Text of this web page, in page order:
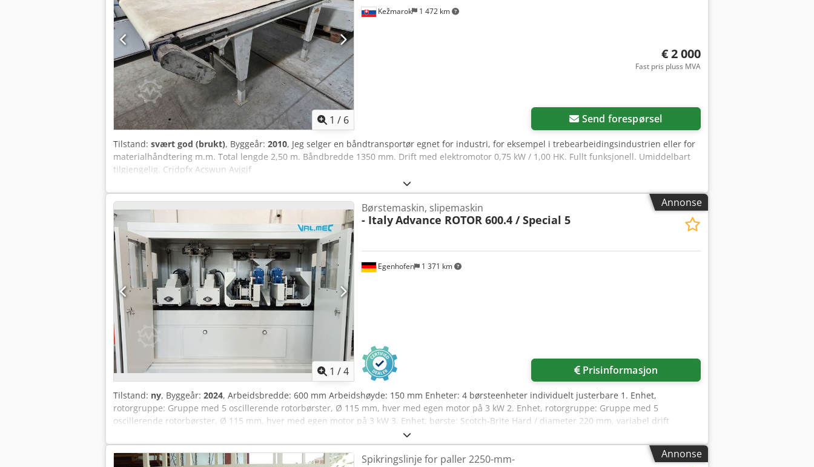
1 / 6
Kežmarok 1 472 km
€ 2 000
Fast pris pluss MVA
Send forespørsel
Tilstand: svært god (brukt), Byggeår: 2010, Jeg selger en båndtransportør egnet for industri, for eksempel i trebearbeidingsindustrien eller for
materialhåndtering m.m. Total lengde 2,50 m. Båndbredde 1350 mm. Drift med elektromotor 0,75 kW / 1,00 HK. Fullt funksjonell. Umiddelbart
tilgjengelig. Crjdpfx Acswun Avjgjf
Annonse
1 /4
Egenhofen 1 371 km
Børstemaskin, slipemaskin
- ItalyAdvance ROTOR 600.4 / Special 5
Prisinformasjon
Tilstand: ny, Byggeår: 2024, Arbeidsbredde: 600 mm Arbeidshøyde: 150 mm Enheter: 4 børsteenheter individuelt justerbare 1. Enhet,
rotorgruppe: Gruppe med 5 oscillerende rotorbørster, Ø 115 mm, hver med egen motor på 3 kW 2. Enhet, rotorgruppe: Gruppe med 5
oscillerende rotorbørster, Ø 115 mm, hver med egen motor på 3 kW 3. Enhet, børste: Scotch-Brite Hard / diameter 220 mm, variabel drift
Credpfxeug Ty He Acgsf 4. Enhet, børste: Scotch-Brite Hard / diameter 220 mm, variabel drift Høydejustering: elektrisk Høydevisning: digital
Styring: berøringsskjerm Matinghastighet: 4–12 m/min Matebåndets motoreffekt: 0,37 kW Maskinlengde: Maskinbredde: Vekt:
Annonse
Spikringslinje for paller 2250-mm-